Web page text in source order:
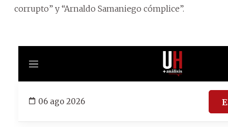
corrupto” y “Arnaldo Samaniego cómplice”.